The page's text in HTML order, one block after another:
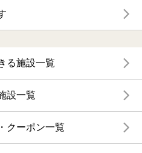
る施設一覧
設一覧
クーポン一覧